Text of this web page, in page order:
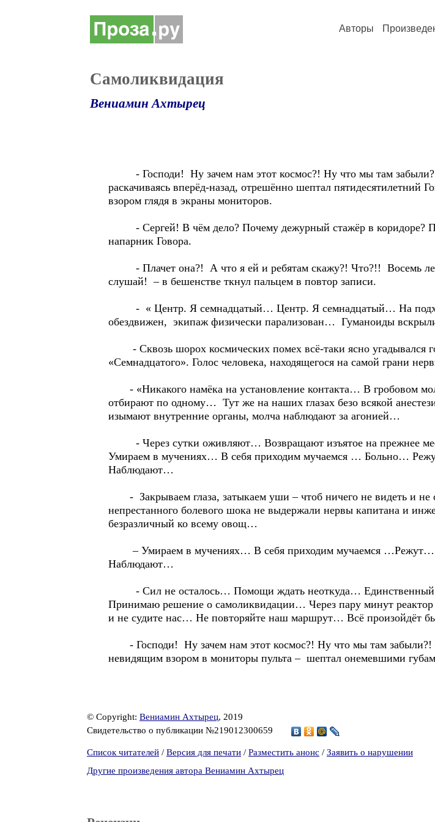
Авторы
Самоликвидация
Вениамин Ахтырец
- Господи! Ну зачем нам этот космос?! Ну что мы там забыли?!
раскачиваясь вперёд-назад, отрешённо шептал пятидесятилетний
взором глядя в экраны мониторов.
- Сергей! В чём дело? Почему дежурный стажёр в коридоре?
напарник Говора.
- Плачет она?! А что я ей и ребятам скажу?! Что?!! Восемь
слушай! – в бешенстве ткнул пальцем в повтор записи.
- « Центр. Я семнадцатый… Центр. Я семнадцатый… На
обездвижен, экипаж физически парализован… Гуманоиды
- Сквозь шорох космических помех всё-таки ясно угадывался
«Семнадцатого». Голос человека, находящегося на самой грани
- «Никакого намёка на установление контакта… В гробовом
отбирают по одному… Тут же на наших глазах безо всякой
изымают внутренние органы, молча наблюдают за агонией…
- Через сутки оживляют… Возвращают изъятое на прежнее
Умираем в мучениях… В себя приходим мучаемся … Больно…
Наблюдают…
- Закрываем глаза, затыкаем уши – чтоб ничего не видеть и
непрестанного болевого шока не выдержали нервы капитана и
безразличный ко всему овощ…
– Умираем в мучениях… В себя приходим мучаемся
Наблюдают…
- Сил не осталось… Помощи ждать неоткуда… Единственный
Принимаю решение о самоликвидации… Через пару минут
и не судите нас… Не повторяйте наш маршрут… Всё произойдёт
- Господи! Ну зачем нам этот космос?! Ну что мы там забыли?! –
невидящим взором в мониторы пульта – шептал онемевшими
© Copyright: Вениамин Ахтырец, 2019
Свидетельство о публикации №219012300659
Список читателей / Версия для печати / Разместить анонс / Заявить о нарушении
Другие произведения автора Вениамин Ахтырец